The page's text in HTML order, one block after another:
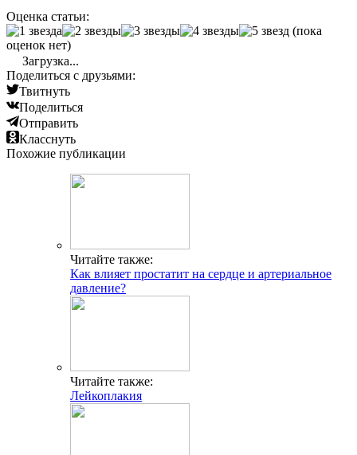
Оценка статьи:
(пока
оценок нет)
Загрузка...
Поделиться с друзьями:
Твитнуть
Поделиться
Отправить
Класснуть
Похожие публикации
Читайте также:
Как влияет простатит на сердце и артериальное
давление?
Читайте также:
Лейкоплакия